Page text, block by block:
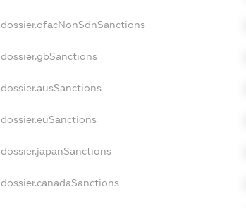
dossier.ofacNonSdnSanctions
dossier.gbSanctions
dossier.ausSanctions
dossier.euSanctions
dossier.japanSanctions
dossier.canadaSanctions